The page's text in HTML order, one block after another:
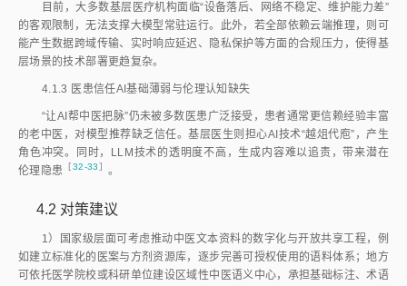
目前，大多数基层医疗机构面临“设备落后、网络不稳定、维护能力差”
的客观限制，无法支撑大模型常驻运行。此外，若全部依赖云端推理，则可
能产生数据跨域传输、实时响应延迟、隐私保护等方面的合规压力，使得基
层场景的技术部署更趋复杂。
4.1.3 医患信任AI基础薄弱与伦理认知缺失
“让AI帮中医把脉”仍未被多数医患广泛接受，患者通常更信赖经验丰富
的老中医，对模型推荐缺乏信任。基层医生则担心AI技术“越俎代庖”，产生
角色冲突。同时，LLM技术的透明度不高，生成内容难以追责，带来潜在
伦理隐患 ［32-33］ 。
4.2 对策建议
1）国家级层面可考虑推动中医文本资料的数字化与开放共享工程，例
如建立标准化的医案与方剂资源库，逐步完善可授权使用的语料体系；地方
可依托医学院校或科研单位建设区域性中医语义中心，承担基础标注、术语